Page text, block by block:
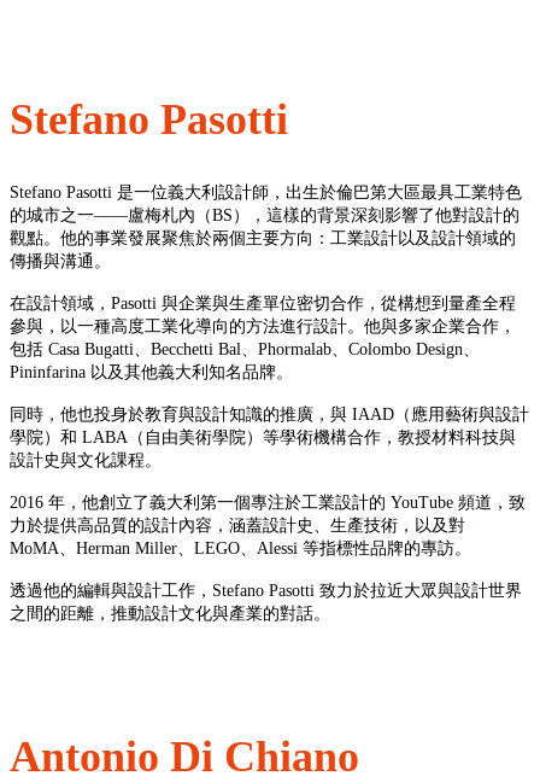
Stefano Pasotti
Stefano Pasotti 是一位義大利設計師，出生於倫巴第大區最具工業特色
的城市之一——盧梅札內（BS），這樣的背景深刻影響了他對設計的
觀點。他的事業發展聚焦於兩個主要方向：工業設計以及設計領域的
傳播與溝通。
在設計領域，Pasotti 與企業與生產單位密切合作，從構想到量產全程
參與，以一種高度工業化導向的方法進行設計。他與多家企業合作，
包括 Casa Bugatti、Becchetti Bal、Phormalab、Colombo Design、
Pininfarina 以及其他義大利知名品牌。
同時，他也投身於教育與設計知識的推廣，與 IAAD（應用藝術與設計
學院）和 LABA（自由美術學院）等學術機構合作，教授材料科技與
設計史與文化課程。
2016 年，他創立了義大利第一個專注於工業設計的 YouTube 頻道，致
力於提供高品質的設計內容，涵蓋設計史、生產技術，以及對
MoMA、Herman Miller、LEGO、Alessi 等指標性品牌的專訪。
透過他的編輯與設計工作，Stefano Pasotti 致力於拉近大眾與設計世界
之間的距離，推動設計文化與產業的對話。
Antonio Di Chiano